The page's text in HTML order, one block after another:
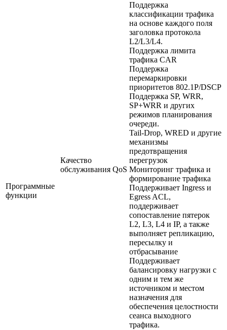
Программные
функции
Качество
обслуживания QoS
Поддержка
классификации трафика
на основе каждого поля
заголовка протокола
L2/L3/L4.
Поддержка лимита
трафика CAR
Поддержка
перемаркировки
приоритетов 802.1P/DSCP
Поддержка SP, WRR,
SP+WRR и других
режимов планирования
очереди.
Tail-Drop, WRED и другие
механизмы
предотвращения
перегрузок
Мониторинг трафика и
формирование трафика
Поддерживает Ingress и
Egress ACL,
поддерживает
сопоставление пятерок
L2, L3, L4 и IP, а также
выполняет репликацию,
пересылку и
отбрасывание
Поддерживает
балансировку нагрузки с
одним и тем же
источником и местом
назначения для
обеспечения целостности
сеанса выходного
трафика.